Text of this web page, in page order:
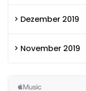
Dezember 2019
November 2019